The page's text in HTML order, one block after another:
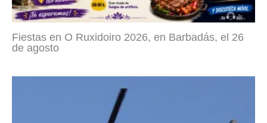
Fiestas en O Ruxidoiro 2026, en Barbadás, el 26
de agosto